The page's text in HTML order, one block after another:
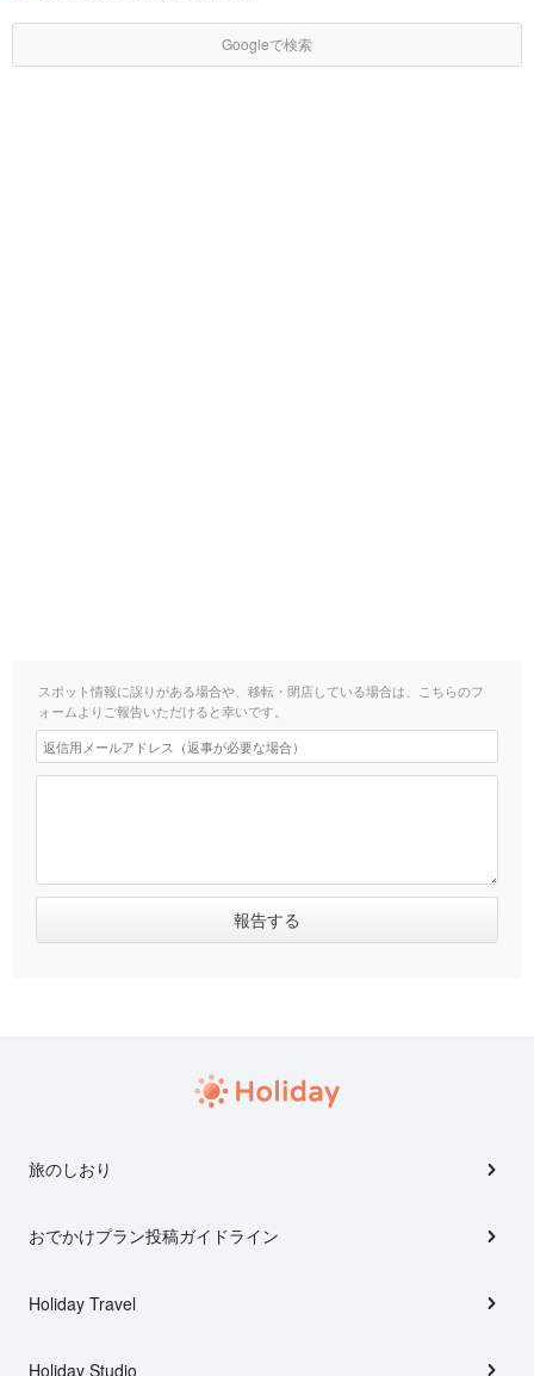
Googleで検索
スポット情報に誤りがある場合や、移転・閉店している場合は、こちらのフ
ォームよりご報告いただけると幸いです。
旅のしおり
おでかけプラン投稿ガイドライン
Holiday Travel
Holiday Studio